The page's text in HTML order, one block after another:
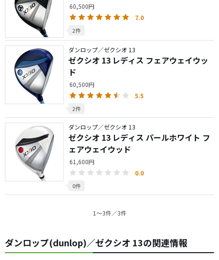
60,500円
7.0
2件
ダンロップ／ゼクシオ 13
ゼクシオ 13 レディス フェアウェイウッ
ド
60,500円
5.5
2件
ダンロップ／ゼクシオ 13
ゼクシオ 13 レディス パールホワイト フ
ェアウェイウッド
61,600円
0.0
0件
1〜3件／3件
ダンロップ(dunlop)／ゼクシオ 13の関連情報